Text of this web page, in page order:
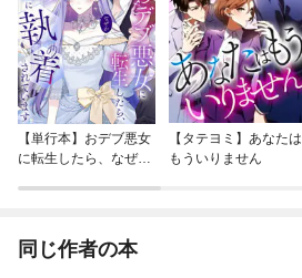
【単行本】おデブ悪女
に転生したら、なぜか
【タテヨミ】あなたは
もういりません
同じ作者の本